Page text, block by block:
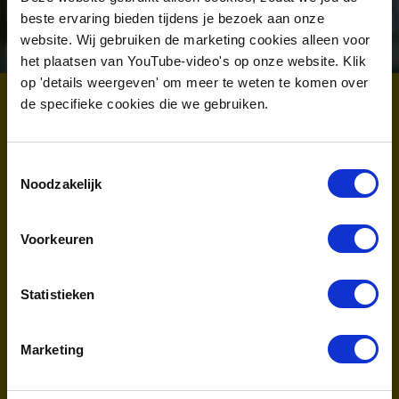
beste ervaring bieden tijdens je bezoek aan onze
website. Wij gebruiken de marketing cookies alleen voor
het plaatsen van YouTube-video's op onze website. Klik
op 'details weergeven' om meer te weten te komen over
de specifieke cookies die we gebruiken.
Noodzakelijk
Voorkeuren
Statistieken
Marketing
Geerte de Jong
van waterstofketens. Ik heb ervaring in
de energietransitie en heb aan projecten gewerkt
internationale samenwerking op gebied van
onderzoek- en ontwikkelingsprojecten. Bij New